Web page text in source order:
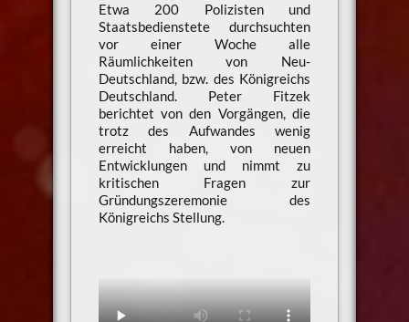
Etwa 200 Polizisten und
Staatsbedienstete durchsuchten
vor einer Woche alle
Räumlichkeiten von Neu-
Deutschland, bzw. des Königreichs
Deutschland. Peter Fitzek
berichtet von den Vorgängen, die
trotz des Aufwandes wenig
erreicht haben, von neuen
Entwicklungen und nimmt zu
kritischen Fragen zur
Gründungszeremonie des
Königreichs Stellung.